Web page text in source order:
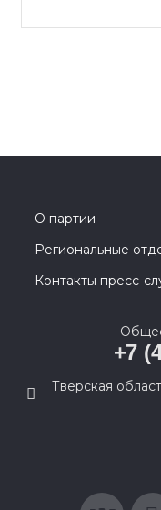
О партии
Региональные
Контакты пресс-
+7
Тверская